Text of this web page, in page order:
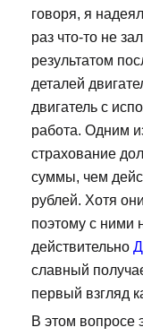
говоря, я
раз что-то не
результатом
деталей
двигатель с
работа. Одним
страхование
суммы, чем
рублей. Хотя
поэтому с ними
действительно
славный
первый взгляд
В этом вопросе